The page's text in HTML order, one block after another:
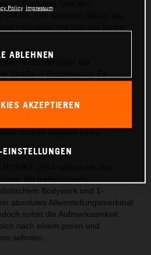
vollbrachten. Das Naked-Bike
Bodywork und 1-
absolutes Alleinstellungsmerkmal
sofort die Aufmerksamkeit
nach einem puren und
sehnten.
Policy Impressum
ABLEHNEN
AKZEPTIEREN
EINSTELLUNGEN